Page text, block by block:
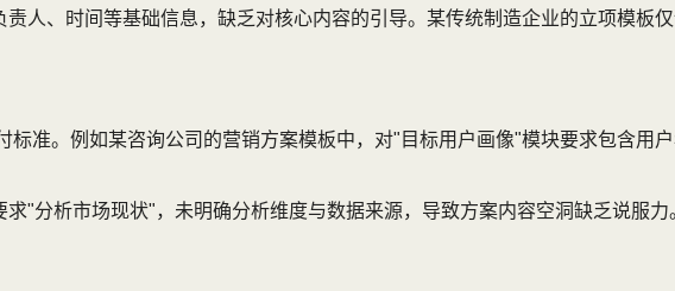
人、时间等基础信息，缺乏对核心内容的引导。某传统制造企业的立项模板
准。例如某咨询公司的营销方案模板中，对"目标用户画像"模块要求包含用
"分析市场现状"，未明确分析维度与数据来源，导致方案内容空洞缺乏说服力